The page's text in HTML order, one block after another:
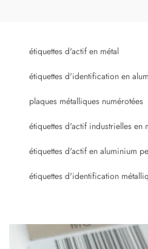
étiquettes d'actif en métal
étiquettes d'identification en
plaques métalliques numérotées
étiquettes d'actif industrielles en
étiquettes d'actif en aluminium
étiquettes d'identification